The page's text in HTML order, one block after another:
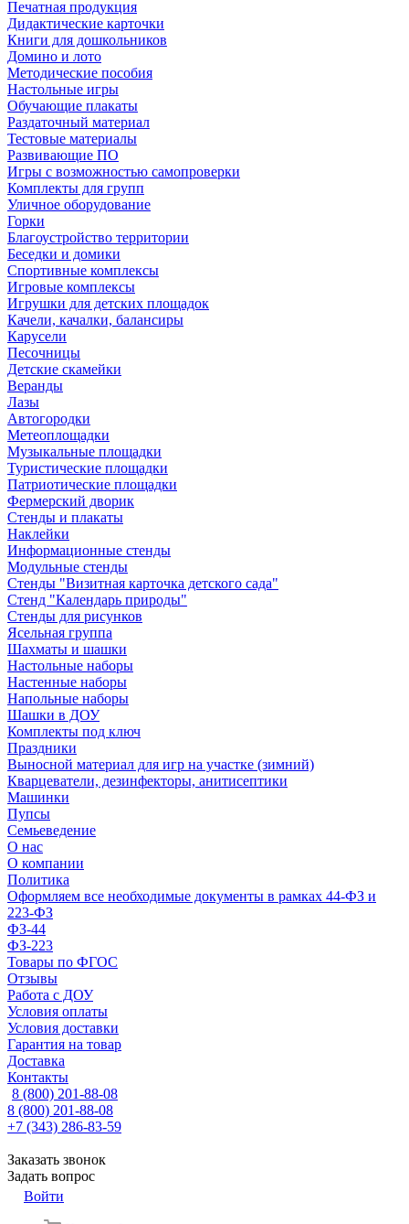
Печатная продукция
Дидактические карточки
Книги для дошкольников
Домино и лото
Методические пособия
Настольные игры
Обучающие плакаты
Раздаточный материал
Тестовые материалы
Развивающие ПО
Игры с возможностью самопроверки
Комплекты для групп
Уличное оборудование
Горки
Благоустройство территории
Беседки и домики
Спортивные комплексы
Игровые комплексы
Игрушки для детских площадок
Качели, качалки, балансиры
Карусели
Песочницы
Детские скамейки
Веранды
Лазы
Автогородки
Метеоплощадки
Музыкальные площадки
Туристические площадки
Патриотические площадки
Фермерский дворик
Стенды и плакаты
Наклейки
Информационные стенды
Модульные стенды
Стенды "Визитная карточка детского сада"
Стенд "Календарь природы"
Стенды для рисунков
Ясельная группа
Шахматы и шашки
Настольные наборы
Настенные наборы
Напольные наборы
Шашки в ДОУ
Комплекты под ключ
Праздники
Выносной материал для игр на участке (зимний)
Кварцеватели, дезинфекторы, анитисептики
Машинки
Пупсы
Семьеведение
О нас
О компании
Политика
Оформляем все необходимые документы в рамках 44-ФЗ и
223-ФЗ
ФЗ-44
ФЗ-223
Товары по ФГОС
Отзывы
Работа с ДОУ
Условия оплаты
Условия доставки
Гарантия на товар
Доставка
Контакты
8 (800) 201-88-08
8 (800) 201-88-08
+7 (343) 286-83-59
Заказать звонок
Задать вопрос
Войти